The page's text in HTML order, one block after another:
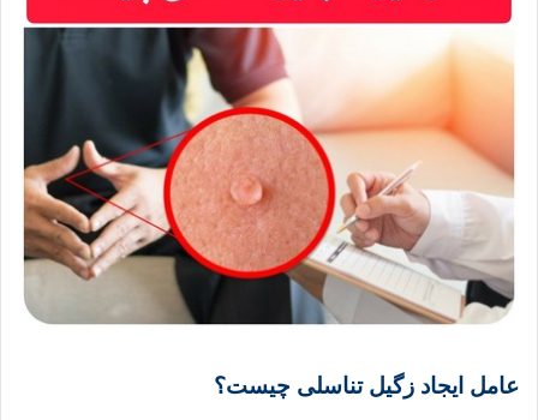
عامل ایجاد زگیل تناسلی چیست؟